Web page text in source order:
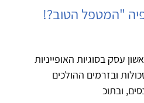
"המטפל הטוב?!
עסק בסוגיות האופייניות
ובזרמים ההולכים
ובתוכ